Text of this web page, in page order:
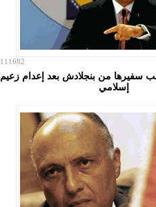
111682
سفيرها من بنجلادش بعد إعدام زعيم
إسلامي